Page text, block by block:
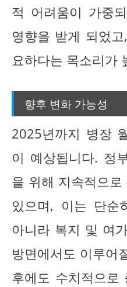
적 어려움이 가중
영향을 받게 되었
요하다는 목소리가
향후 변화 가능성
2025년까지 병장
이 예상됩니다. 정
을 위해 지속적으
있으며, 이는 단순
아니라 복지 및 여
방면에서도 이루어
후에도 수치적으로